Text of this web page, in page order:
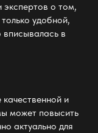
экспертов о том,
удобной,
в
и
может повысить
актуально для